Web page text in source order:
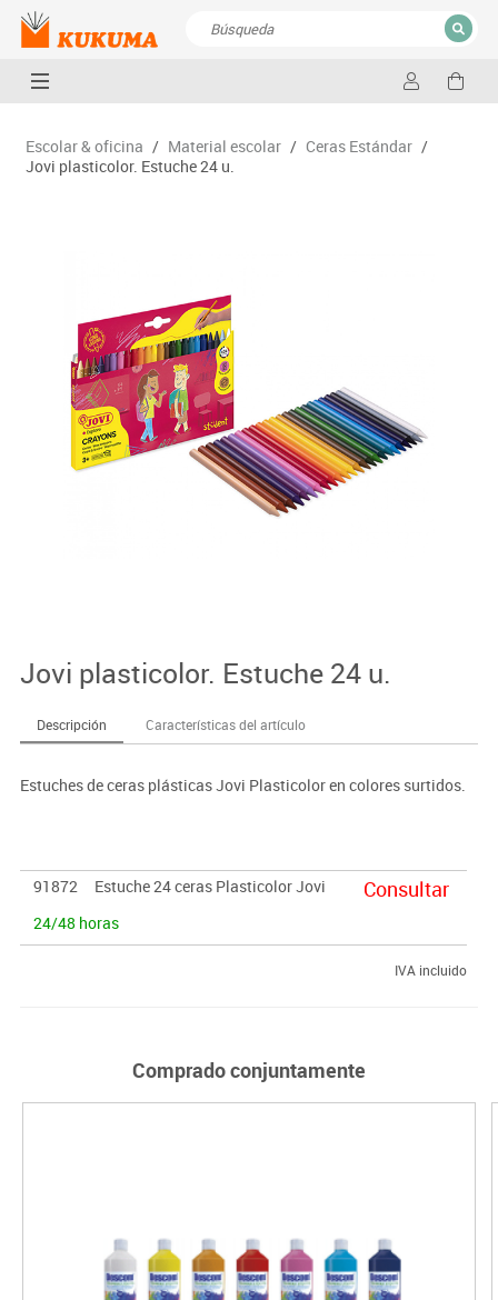
CERRAR
Escolar & oficina / Material escolar / Ceras Estándar /
Jovi plasticolor. Estuche 24 u.
Jovi plasticolor. Estuche 24 u.
Descripción Características del artículo
Estuches de ceras plásticas Jovi Plasticolor en colores surtidos.
91872
Estuche 24 ceras Plasticolor Jovi
24/48 horas
Consultar
IVA incluido
Comprado conjuntamente